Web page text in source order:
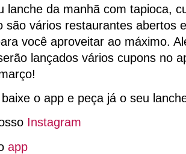
lanche da manhã com tapioca,
são vários restaurantes abertos
você aproveitar ao máximo.
lançados vários cupons no
o app e peça já o seu
Instagram
app